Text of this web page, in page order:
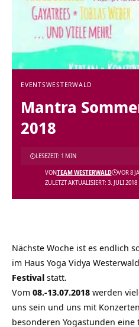
EVENTSWESTERWALD
Mantra
2018
ZULETZT AKTUALISIERT: 3. JULI 2018
VONTEAM WESTERWALD VOR 8
LESEZEIT: 1 MIN
Nächste Woche ist es endlich
im Haus Yoga Vidya
Festival statt.
Vom 08.-13.07.2018 werden
uns sein und uns mit
besonderen Yogastunden